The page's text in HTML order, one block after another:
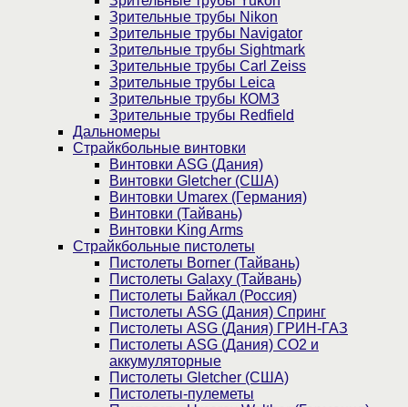
Зрительные трубы Nikon
Зрительные трубы Navigator
Зрительные трубы Sightmark
Зрительные трубы Carl Zeiss
Зрительные трубы Leica
Зрительные трубы КОМЗ
Зрительные трубы Redfield
Дальномеры
Страйкбольные винтовки
Винтовки ASG (Дания)
Винтовки Gletcher (США)
Винтовки Umarex (Германия)
Винтовки (Тайвань)
Винтовки King Arms
Страйкбольные пистолеты
Пистолеты Borner (Тайвань)
Пистолеты Galaxy (Тайвань)
Пистолеты Байкал (Россия)
Пистолеты ASG (Дания) Спринг
Пистолеты ASG (Дания) ГРИН-ГАЗ
Пистолеты ASG (Дания) CO2 и
аккумуляторные
Пистолеты Gletcher (США)
Пистолеты-пулеметы